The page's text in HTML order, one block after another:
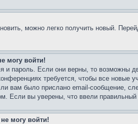
можно легко получить новый.
могу войти!
и пароль. Если они верны, то возможны
требуется, чтобы все
вам было прислано email-сообщение,
Если вы уверены, что ввели
могу войти!